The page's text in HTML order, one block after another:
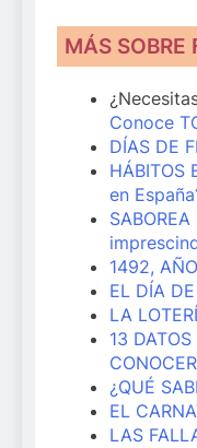
MÁS SOBRE
Conoce
DÍAS DE
HÁBITOS
en
impre
1492,
EL DÍA
LA
13
CONOCER
¿QUÉ
EL
LAS